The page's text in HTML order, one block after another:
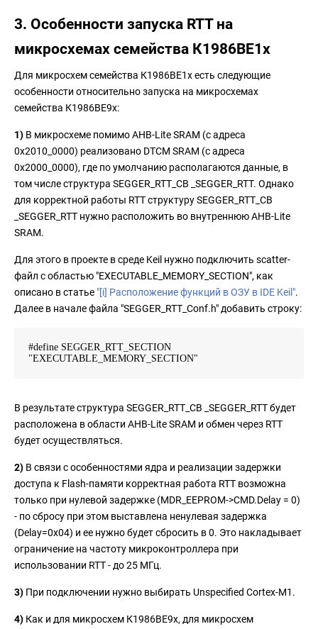
3. Особенности запуска RTT на
микросхемах семейства К1986ВЕ1x
Для микросхем семейства К1986ВЕ1x есть следующие
особенности относительно запуска на микросхемах
семейства К1986ВЕ9x:
1) В микросхеме помимо AHB-Lite SRAM (с адреса
0x2010_0000) реализовано DTCM SRAM (c адреса
0x2000_0000), где по умолчанию располагаются данные, в
том числе структура SEGGER_RTT_CB _SEGGER_RTT. Однако
для корректной работы RTT структуру SEGGER_RTT_CB
_SEGGER_RTT нужно расположить во внутреннюю AHB-Lite
SRAM.
Для этого в проекте в среде Keil нужно подключить scatter-
файл c областью "EXECUTABLE_MEMORY_SECTION", как
описано в статье "[i] Расположение функций в ОЗУ в IDE Keil ".
Далее в начале файла "SEGGER_RTT_Conf.h" добавить строку:
#define SEGGER_RTT_SECTION
"EXECUTABLE_MEMORY_SECTION"
В результате структура SEGGER_RTT_CB _SEGGER_RTT будет
расположена в области AHB-Lite SRAM и обмен через RTT
будет осуществляться.
2) В связи с особенностями ядра и реализации задержки
доступа к Flash-памяти корректная работа RTT возможна
только при нулевой задержке (MDR_EEPROM->CMD.Delay = 0)
- по сбросу при этом выставлена ненулевая задержка
(Delay=0x04) и ее нужно будет сбросить в 0. Это накладывает
ограничение на частоту микроконтроллера при
использовании RTT - до 25 МГц.
3) При подключении нужно выбирать Unspecified Cortex-M1.
4) Как и для микросхем К1986ВЕ9x, для микросхем